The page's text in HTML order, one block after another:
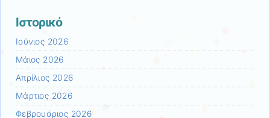
Ιστορικό
Ιούνιος 2026
Μάιος 2026
Απρίλιος 2026
Μάρτιος 2026
Φεβρουάριος 2026